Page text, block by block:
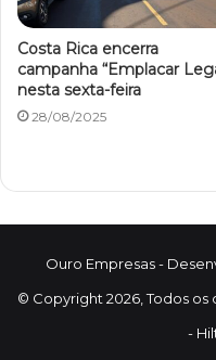
Costa Rica encerra
campanha “Emplacar
nesta sexta-feira
28/08/2025
Ouro Empresas-
© Copyright 2026, Todos
-